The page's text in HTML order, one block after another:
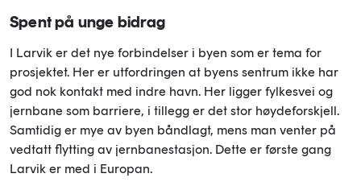
Spent på unge bidrag
I Larvik er det nye forbindelser i byen som er tema for
prosjektet. Her er utfordringen at byens sentrum ikke har
god nok kontakt med indre havn. Her ligger fylkesvei og
jernbane som barriere, i tillegg er det stor høydeforskjell.
Samtidig er mye av byen båndlagt, mens man venter på
vedtatt flytting av jernbanestasjon. Dette er første gang
Larvik er med i Europan.